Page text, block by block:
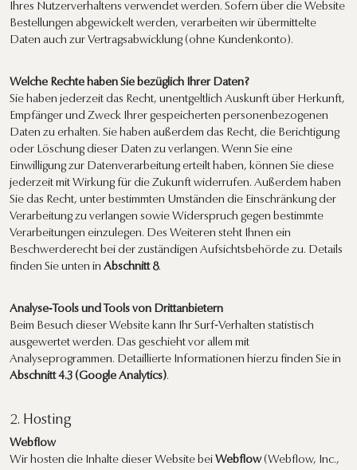
Ihres Nutzerverhaltens verwendet werden. Sofern über die Website
Bestellungen abgewickelt werden, verarbeiten wir übermittelte
Daten auch zur Vertragsabwicklung (ohne Kundenkonto).
Welche Rechte haben Sie bezüglich Ihrer Daten?
Sie haben jederzeit das Recht, unentgeltlich Auskunft über Herkunft,
Empfänger und Zweck Ihrer gespeicherten personenbezogenen
Daten zu erhalten. Sie haben außerdem das Recht, die Berichtigung
oder Löschung dieser Daten zu verlangen. Wenn Sie eine
Einwilligung zur Datenverarbeitung erteilt haben, können Sie diese
jederzeit mit Wirkung für die Zukunft widerrufen. Außerdem haben
Sie das Recht, unter bestimmten Umständen die Einschränkung der
Verarbeitung zu verlangen sowie Widerspruch gegen bestimmte
Verarbeitungen einzulegen. Des Weiteren steht Ihnen ein
Beschwerderecht bei der zuständigen Aufsichtsbehörde zu. Details
finden Sie unten in Abschnitt 8.
Analyse‑Tools und Tools von Drittanbietern
Beim Besuch dieser Website kann Ihr Surf‑Verhalten statistisch
ausgewertet werden. Das geschieht vor allem mit
Analyseprogrammen. Detaillierte Informationen hierzu finden Sie in
Abschnitt 4.3 (Google Analytics).
2. Hosting
Webflow
Wir hosten die Inhalte dieser Website bei Webflow(Webflow, Inc.,